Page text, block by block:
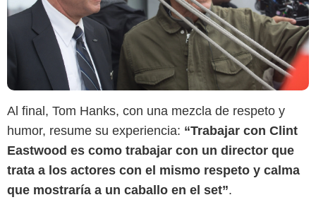
Al final, Tom Hanks, con una mezcla de respeto y
humor, resume su experiencia: “Trabajar con Clint
Eastwood es como trabajar con un director que
trata a los actores con el mismo respeto y calma
que mostraría a un caballo en el set”.